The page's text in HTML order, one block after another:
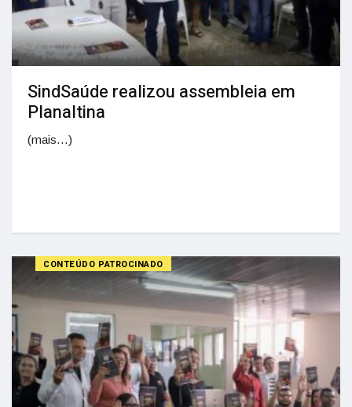
SindSaúde realizou assembleia em
Planaltina
(mais…)
CONTEÚDO PATROCINADO